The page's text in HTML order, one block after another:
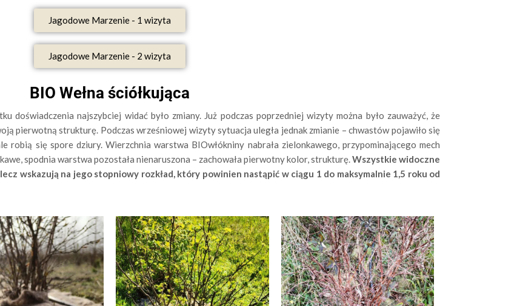
Jagodowe Marzenie - 1 wizyta
Jagodowe Marzenie - 2 wizyta
BIO Wełna ściółkująca
doświadczenia najszybciej widać było zmiany. Już podczas poprzedniej wizyty można było zauważyć, że
pierwotną strukturę. Podczas wrześniowej wizyty sytuacja uległa jednak zmianie – chwastów pojawiło się
robią się spore dziury. Wierzchnia warstwa BIOwłókniny nabrała zielonkawego, przypominającego mech
spodnia warstwa pozostała nienaruszona – zachowała pierwotny kolor, strukturę.Wszystkie widoczne
wskazują na jego stopniowy rozkład, który powinien nastąpić w ciągu 1 do maksymalnie 1,5 roku od